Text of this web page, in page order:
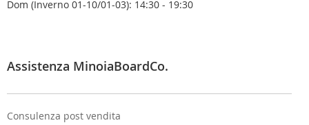
l
e
:
Dom (Inverno 01-10/01-03): 14:30 - 19:30
Assistenza MinoiaBoardCo.
Consulenza post vendita